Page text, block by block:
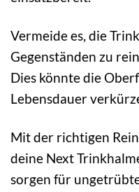
Vermeide es, die
Gegenständen zu
Dies könnte die
Lebensdauer
Mit der richtigen
deine Next
sorgen für